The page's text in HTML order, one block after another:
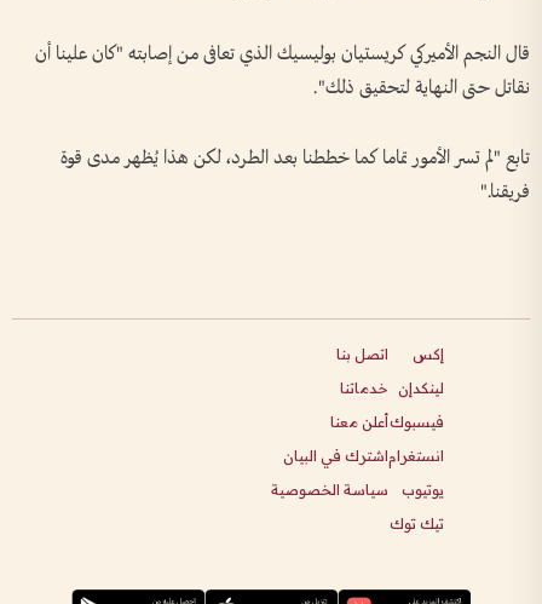
قال النجم الأميركي كريستيان بوليسيك الذي تعافى من إصابته "كان علينا أن
نقاتل حتى النهاية لتحقيق ذلك".
تابع "لم تسر الأمور تماما كما خططنا بعد الطرد، لكن هذا يُظهر مدى قوة
فريقنا."
إكس
لينكدإن
فيسبوك
انستغرام
يوتيوب
تيك توك
اتصل بنا
خدماتنا
أعلن معنا
اشترك في البيان
سياسة الخصوصية